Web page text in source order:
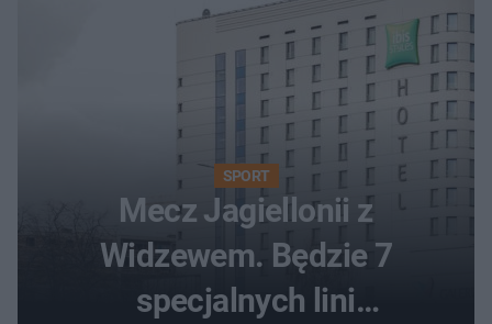
SPORT
Mecz Jagiellonii z
Widzewem. Będzie 7
specjalnych lini